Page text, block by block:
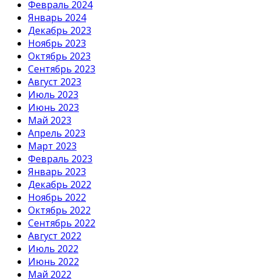
Февраль 2024
Январь 2024
Декабрь 2023
Ноябрь 2023
Октябрь 2023
Сентябрь 2023
Август 2023
Июль 2023
Июнь 2023
Май 2023
Апрель 2023
Март 2023
Февраль 2023
Январь 2023
Декабрь 2022
Ноябрь 2022
Октябрь 2022
Сентябрь 2022
Август 2022
Июль 2022
Июнь 2022
Май 2022